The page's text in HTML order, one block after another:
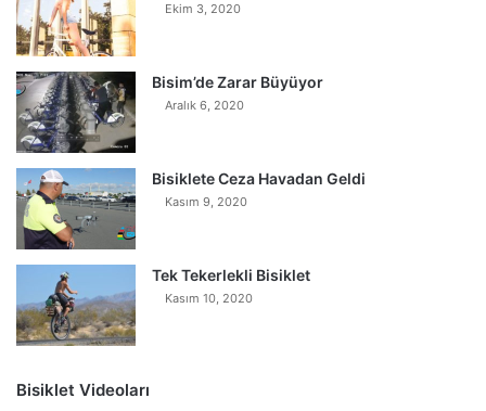
Ekim 3, 2020
Bisim’de Zarar Büyüyor
Aralık 6, 2020
Bisiklete Ceza Havadan Geldi
Kasım 9, 2020
Tek Tekerlekli Bisiklet
Kasım 10, 2020
Bisiklet Videoları